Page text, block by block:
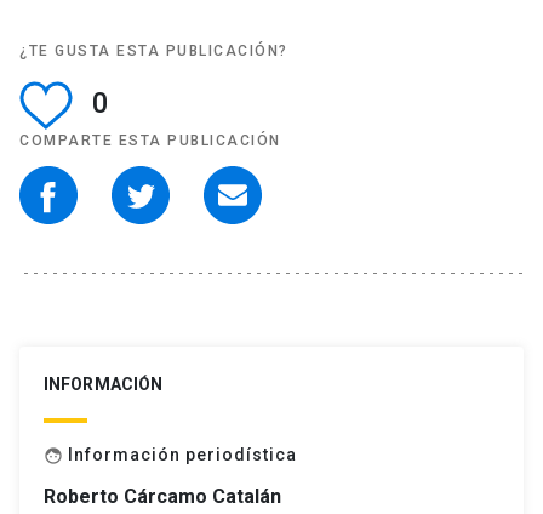
¿TE GUSTA ESTA PUBLICACIÓN?
0
COMPARTE ESTA PUBLICACIÓN
INFORMACIÓN
face Información periodística
Roberto Cárcamo Catalán